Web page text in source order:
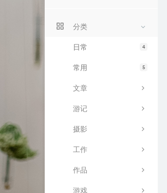
分类
4
日常
5
常用
文章
游记
摄影
工作
作品
游戏